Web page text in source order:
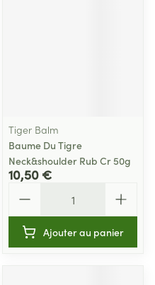
Tiger Balm
Baume Du Tigre
Neck&shoulder Rub Cr 50g
10,50 €
Ajouter au panier